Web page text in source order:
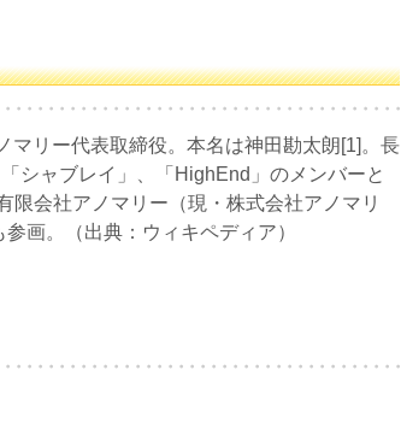
マリー代表取締役。本名は神田勘太朗[1]。長
シャブレイ」、「HighEnd」のメンバーと
限会社アノマリー（現・株式会社アノマリ
画。（出典：ウィキペディア）